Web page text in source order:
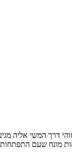
דרך המשי אליה
מונח שעם התפתחות